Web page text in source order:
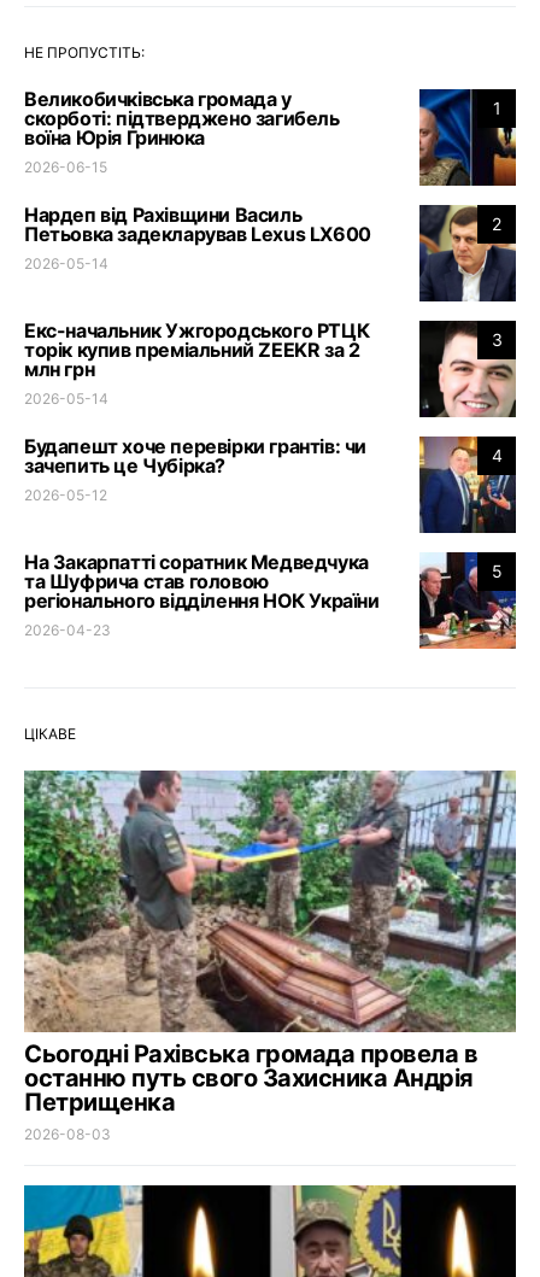
НЕ ПРОПУСТІТЬ:
1
Великобичківська громада у
скорботі: підтверджено загибель
воїна Юрія Гринюка
2026-06-15
2
Нардеп від Рахівщини Василь
Петьовка задекларував Lexus LX600
2026-05-14
3
Екс-начальник Ужгородського РТЦК
торік купив преміальний ZEEKR за 2
млн грн
2026-05-14
4
Будапешт хоче перевірки грантів: чи
зачепить це Чубірка?
2026-05-12
5
На Закарпатті соратник Медведчука
та Шуфрича став головою
регіонального відділення НОК України
2026-04-23
ЦІКАВЕ
Сьогодні Рахівська громада провела в
останню путь свого Захисника Андрія
Петрищенка
2026-08-03